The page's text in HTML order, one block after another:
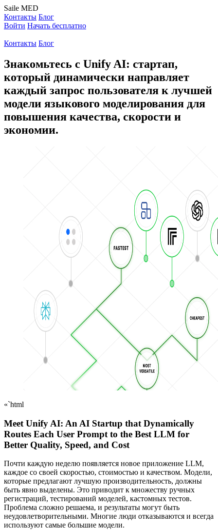
Saile MED
Контакты Блог
Войти Начать бесплатно
Контакты Блог
Знакомьтесь с Unify AI: стартап,
который динамически направляет
каждый запрос пользователя к лучшей
модели языкового моделирования для
повышения качества, скорости и
экономии.
«`html
Meet Unify AI: An AI Startup that Dynamically
Routes Each User Prompt to the Best LLM for
Better Quality, Speed, and Cost
Почти каждую неделю появляется новое приложение LLM,
каждое со своей скоростью, стоимостью и качеством. Модели,
которые предлагают лучшую производительность, должны
быть явно выделены. Это приводит к множеству ручных
регистраций, тестирований моделей, кастомных тестов.
Проблема сложно решаема, и результаты могут быть
неудовлетворительными. Многие люди отказываются и всегда
используют самые большие модели.